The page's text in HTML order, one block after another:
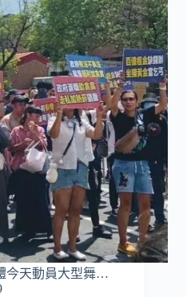
今天動員大型舞…